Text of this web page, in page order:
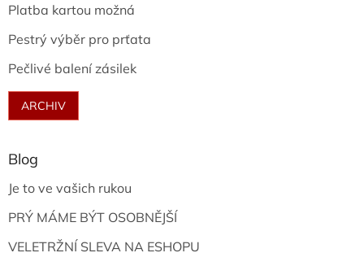
Platba kartou možná
Pestrý výběr pro prťata
Pečlivé balení zásilek
ARCHIV
Blog
Je to ve vašich rukou
PRÝ MÁME BÝT OSOBNĚJŠÍ
VELETRŽNÍ SLEVA NA ESHOPU